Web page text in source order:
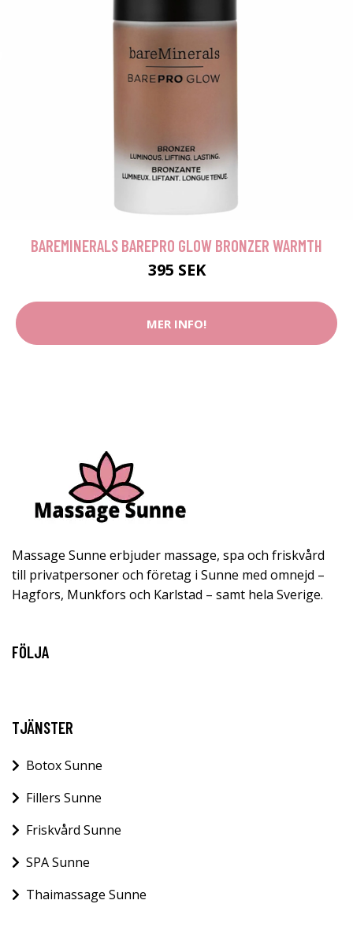
BAREMINERALS BAREPRO GLOW BRONZER WARMTH
395 SEK
MER INFO!
Massage Sunne erbjuder massage, spa och friskvård
till privatpersoner och företag i Sunne med omnejd –
Hagfors, Munkfors och Karlstad – samt hela Sverige.
FÖLJA
TJÄNSTER
Botox Sunne
Fillers Sunne
Friskvård Sunne
SPA Sunne
Thaimassage Sunne